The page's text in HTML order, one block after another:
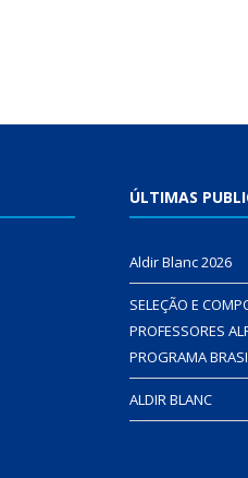
ÚLTIMAS
Aldir Blanc 2026
SELEÇÃO E
PROFESSORES
PROGRAMA
ALDIR BLANC